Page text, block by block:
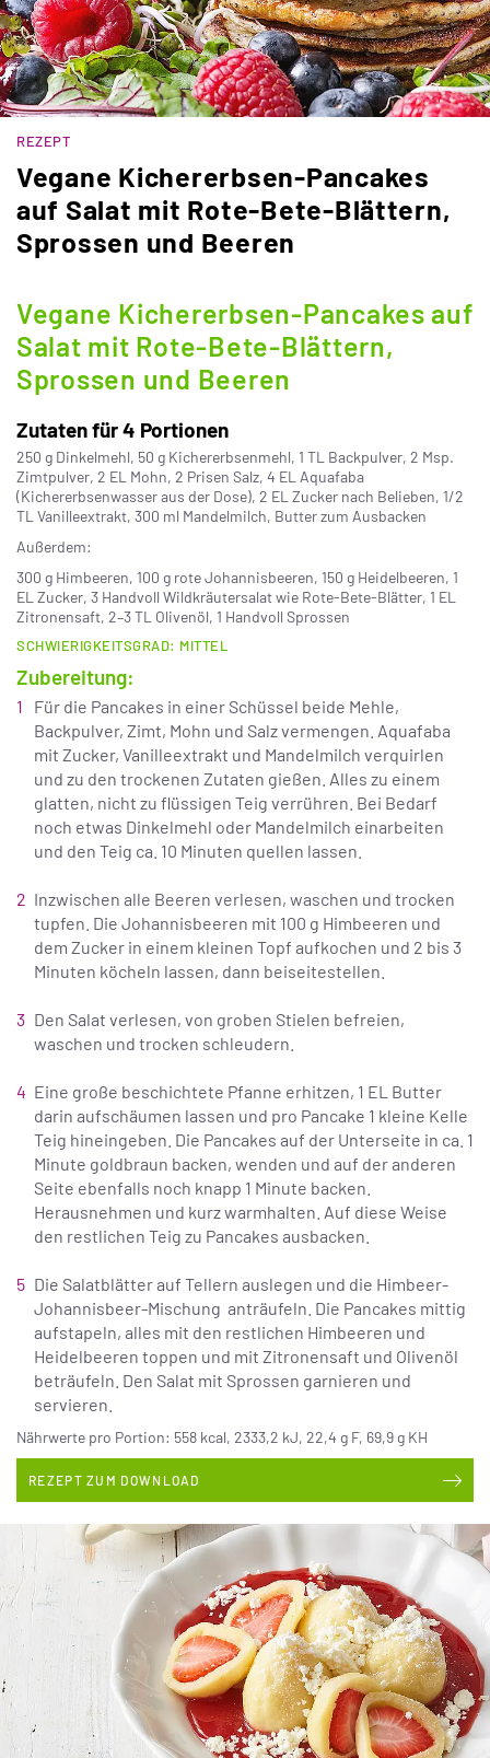
REZEPT
Vegane Kichererbsen-Pancakes
auf Salat mit Rote-Bete-Blättern,
Sprossen und Beeren
Vegane Kichererbsen-Pancakes auf
Salat mit Rote-Bete-Blättern,
Sprossen und Beeren
Zutaten für 4 Portionen
250 g Dinkelmehl, 50 g Kichererbsenmehl, 1 TL Backpulver, 2 Msp.
Zimtpulver, 2 EL Mohn, 2 Prisen Salz, 4 EL Aquafaba
(Kichererbsenwasser aus der Dose), 2 EL Zucker nach Belieben, 1/2
TL Vanilleextrakt, 300 ml Mandelmilch, Butter zum Ausbacken
Außerdem:
300 g Himbeeren, 100 g rote Johannisbeeren, 150 g Heidelbeeren, 1
EL Zucker, 3 Handvoll Wildkräutersalat wie Rote-Bete-Blätter, 1 EL
Zitronensaft, 2–3 TL Olivenöl, 1 Handvoll Sprossen
SCHWIERIGKEITSGRAD: MITTEL
Zubereitung:
Für die Pancakes in einer Schüssel beide Mehle,
Backpulver, Zimt, Mohn und Salz vermengen. Aquafaba
mit Zucker, Vanilleextrakt und Mandelmilch verquirlen
und zu den trockenen Zutaten gießen. Alles zu einem
glatten, nicht zu flüssigen Teig verrühren. Bei Bedarf
noch etwas Dinkelmehl oder Mandelmilch einarbeiten
und den Teig ca. 10 Minuten quellen lassen.
Inzwischen alle Beeren verlesen, waschen und trocken
tupfen. Die Johannisbeeren mit 100 g Himbeeren und
dem Zucker in einem kleinen Topf aufkochen und 2 bis 3
Minuten köcheln lassen, dann beiseitestellen.
Den Salat verlesen, von groben Stielen befreien,
waschen und trocken schleudern.
Eine große beschichtete Pfanne erhitzen, 1 EL Butter
darin aufschäumen lassen und pro Pancake 1 kleine Kelle
Teig hineingeben. Die Pancakes auf der Unterseite in ca. 1
Minute goldbraun backen, wenden und auf der anderen
Seite ebenfalls noch knapp 1 Minute backen.
Herausnehmen und kurz warmhalten. Auf diese Weise
den restlichen Teig zu Pancakes ausbacken.
Die Salatblätter auf Tellern auslegen und die Himbeer-
Johannisbeer-Mischung anträufeln. Die Pancakes mittig
aufstapeln, alles mit den restlichen Himbeeren und
Heidelbeeren toppen und mit Zitronensaft und Olivenöl
beträufeln. Den Salat mit Sprossen garnieren und
servieren.
Nährwerte pro Portion: 558 kcal, 2333,2 kJ, 22,4 g F, 69,9 g KH
REZEPT ZUM DOWNLOAD